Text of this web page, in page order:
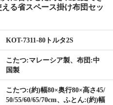
る省スペース掛け布団セッ
KOT-7311-80トルタ2S
こたつ:マレーシア製、布団:中
国製
こたつ:(約)幅80×奥行80×高さ45/
50/55/60/65/70cm、ふとん:(約)幅